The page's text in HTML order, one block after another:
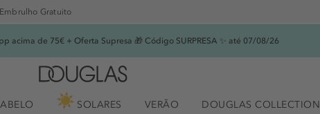
Embrulho Gratuito
acima de 75€ + Oferta Supresa 🎁 Código SURPRESA ✨ até 07/08/26
SOLARES VERÃO DOUGLAS COLLECTION